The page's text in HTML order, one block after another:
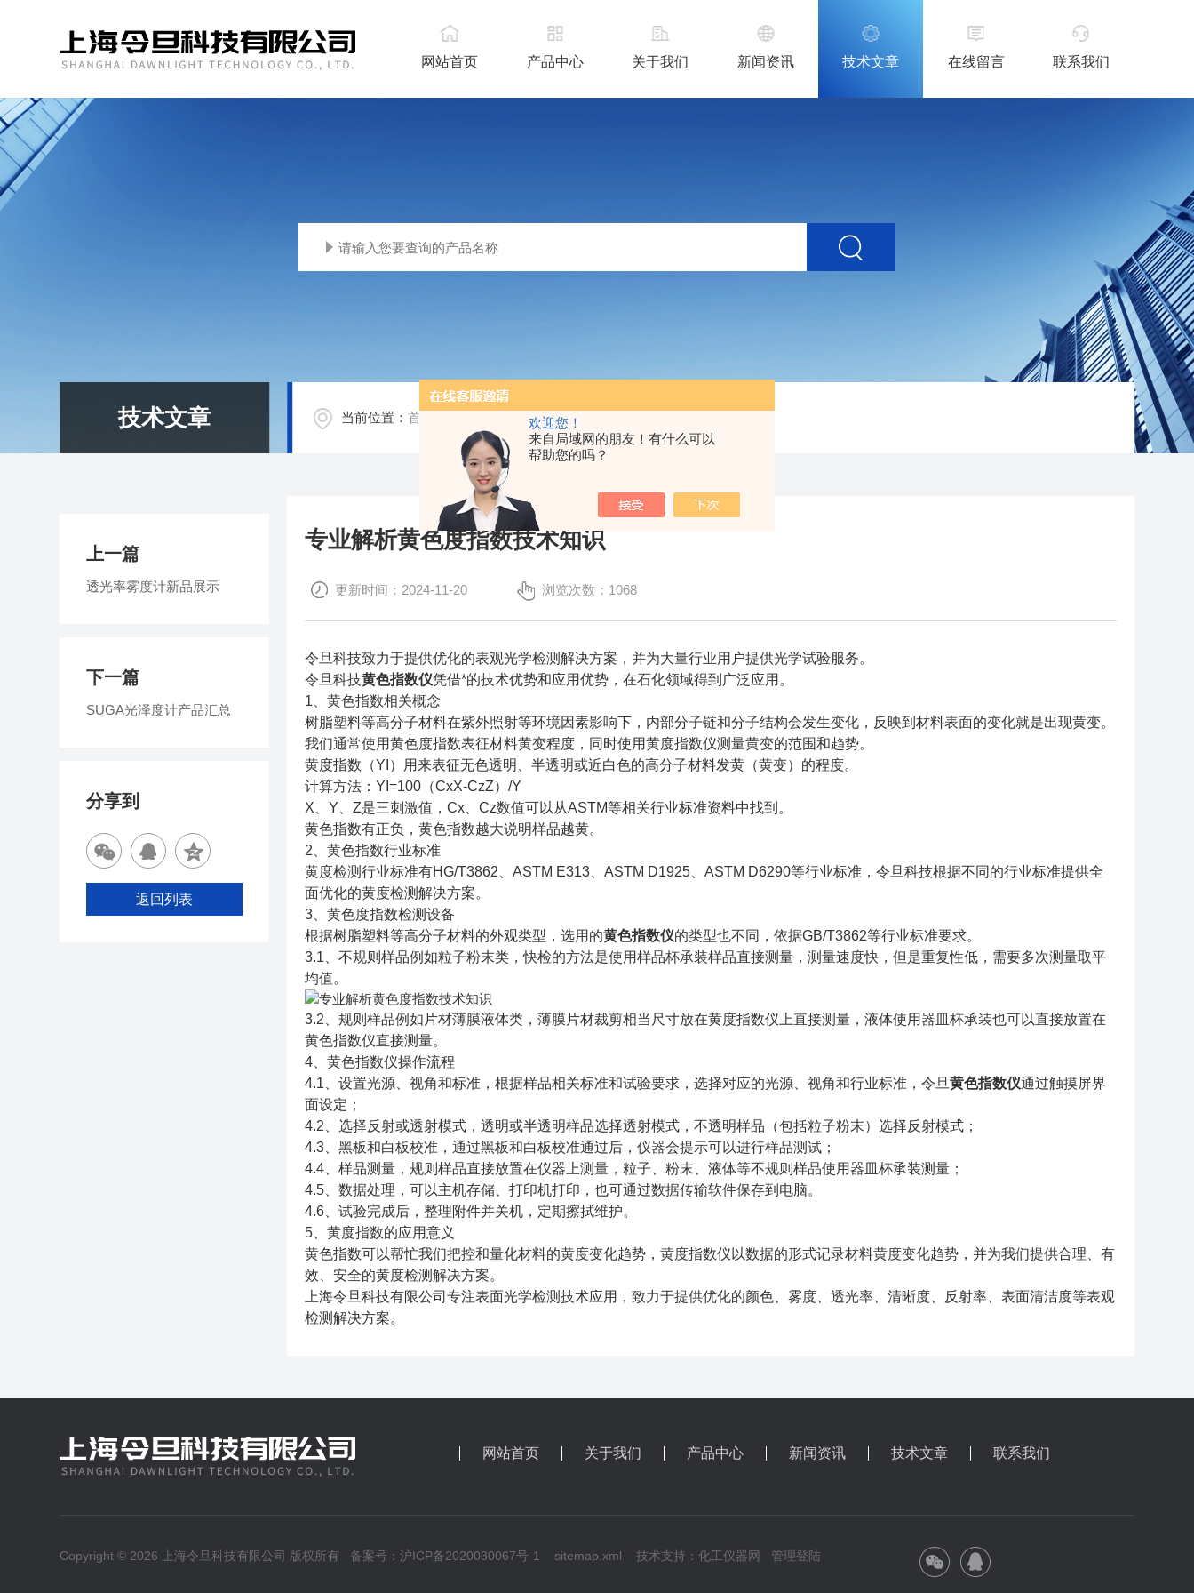
欢迎您！
来自局域网的朋友！有什么可以
帮助您的吗？
网站首页 产品中心 关于我们 新闻资讯 技术文章 在线留言 联系我们
技术文章 当前位置：首页 / 专业解析黄色度指数技术知识
专业解析黄色度指数技术知识
更新时间：2024-11-20 浏览次数：1068
令旦科技致力于提供优化的表观光学检测解决方案，并为大量行业用户提供光学试验服务。
令旦科技黄色指数仪凭借*的技术优势和应用优势，在石化领域得到广泛应用。
1、黄色指数相关概念
树脂塑料等高分子材料在紫外照射等环境因素影响下，内部分子链和分子结构会发生变化，反映到材料表面的变化就是出现黄变。
我们通常使用黄色度指数表征材料黄变程度，同时使用黄度指数仪测量黄变的范围和趋势。
黄度指数（YI）用来表征无色透明、半透明或近白色的高分子材料发黄（黄变）的程度。
计算方法：YI=100（CxX-CzZ）/Y
X、Y、Z是三刺激值，Cx、Cz数值可以从ASTM等相关行业标准资料中找到。
黄色指数有正负，黄色指数越大说明样品越黄。
2、黄色指数行业标准
黄度检测行业标准有HG/T3862、ASTM E313、ASTM D1925、ASTM D6290等行业标准，令旦科技根据不同的行业标准提供全
面优化的黄度检测解决方案。
3、黄色度指数检测设备
根据树脂塑料等高分子材料的外观类型，选用的黄色指数仪的类型也不同，依据GB/T3862等行业标准要求。
3.1、不规则样品例如粒子粉末类，快检的方法是使用样品杯承装样品直接测量，测量速度快，但是重复性低，需要多次测量取平
均值。
3.2、规则样品例如片材薄膜液体类，薄膜片材裁剪相当尺寸放在黄度指数仪上直接测量，液体使用器皿杯承装也可以直接放置在
黄色指数仪直接测量。
4、黄色指数仪操作流程
4.1、设置光源、视角和标准，根据样品相关标准和试验要求，选择对应的光源、视角和行业标准，令旦黄色指数仪通过触摸屏界
面设定；
4.2、选择反射或透射模式，透明或半透明样品选择透射模式，不透明样品（包括粒子粉末）选择反射模式；
4.3、黑板和白板校准，通过黑板和白板校准通过后，仪器会提示可以进行样品测试；
4.4、样品测量，规则样品直接放置在仪器上测量，粒子、粉末、液体等不规则样品使用器皿杯承装测量；
4.5、数据处理，可以主机存储、打印机打印，也可通过数据传输软件保存到电脑。
4.6、试验完成后，整理附件并关机，定期擦拭维护。
5、黄度指数的应用意义
黄色指数可以帮忙我们把控和量化材料的黄度变化趋势，黄度指数仪以数据的形式记录材料黄度变化趋势，并为我们提供合理、有
效、安全的黄度检测解决方案。
上海令旦科技有限公司专注表面光学检测技术应用，致力于提供优化的颜色、雾度、透光率、清晰度、反射率、表面清洁度等表观
检测解决方案。
上一篇
透光率雾度计新品展示
下一篇
SUGA光泽度计产品汇总
分享到
返回列表
网站首页 关于我们 产品中心 新闻资讯 技术文章 联系我们
Copyright © 2026 上海令旦科技有限公司 版权所有 备案号：沪ICP备2020030067号-1 sitemap.xml 技术支持：化工仪器网 管理登陆